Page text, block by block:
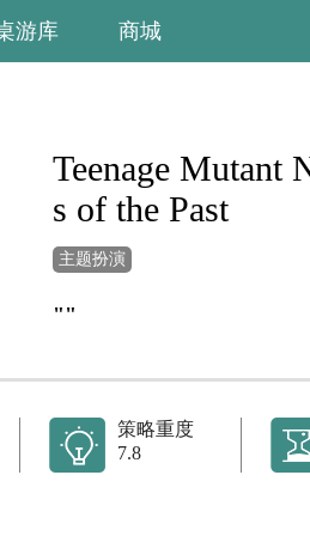
游库 商城
Teenage Mutant
s of the Past
主题扮演
""
策略重度
7.8